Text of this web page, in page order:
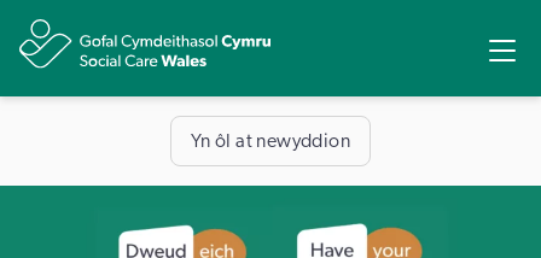
Yn ôl at newyddion